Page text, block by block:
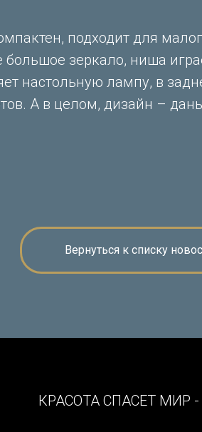
подходит для
большое зеркало, ниша
настольную лампу, в
А в целом, дизайн –
Вернуться к списку
КРАСОТА СПАСЕТ МИР -